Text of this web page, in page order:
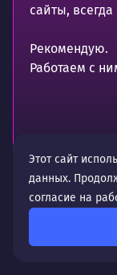
сайты, всегда
Рекомендую.
Работаем с
Этот сайт
данных.
согласие на